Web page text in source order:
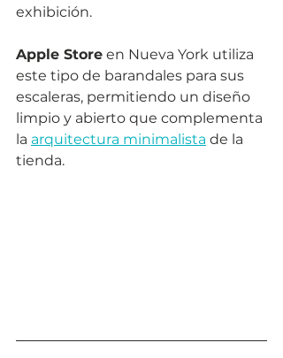
exhibición.
Apple Store en Nueva York utiliza
este tipo de barandales para sus
escaleras, permitiendo un diseño
limpio y abierto que complementa
la arquitectura minimalista de la
tienda.